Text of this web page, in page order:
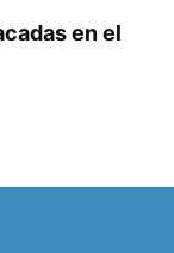
en el